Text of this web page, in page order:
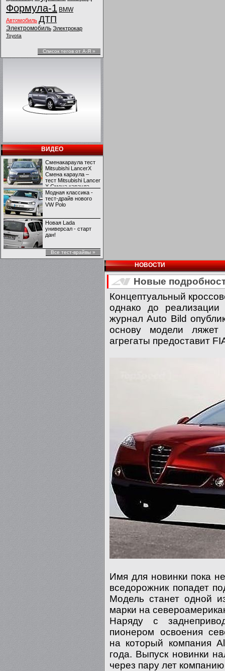
Формула-1 BMW
Автомобиль ДТП
Электромобиль Электрокар
Toyota
Список тегов от А-Я »
ВИДЕО
Сменакараула тест
Mitsubishi LancerX
Смена караула –
тест Mitsubishi Lancer
X Смена караула –
тест Mitsubishi Lancer
X
Модная классика -
тест-драйв нового
VW Polo
Новая Lada
универсал - старт
дан!
Все тест-врайвы »
НОВОСТИ
Новые
Концептуальный
однако до
журнал Auto Bild
основу модели
агрегаты предоставит
Имя для новинки пока
вседорожник попадет
Модель станет одной
марки на
Наряду с
пионером освоения
на который компания
года. Выпуск новинки
через пару лет